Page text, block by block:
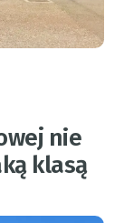
nie
klasą